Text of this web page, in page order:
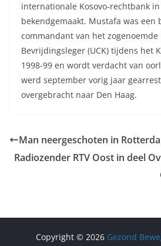
internationale Kosovo-rechtbank
bekendgemaakt. Mustafa was een
commandant van het zogenoemde
Bevrijdingsleger (UCK) tijdens het
1998-99 en wordt verdacht van
werd september vorig jaar
overgebracht naar Den Haag.
Man neergeschoten in
Radiozender RTV Oost in deel
Copyright © 2026 Gezond